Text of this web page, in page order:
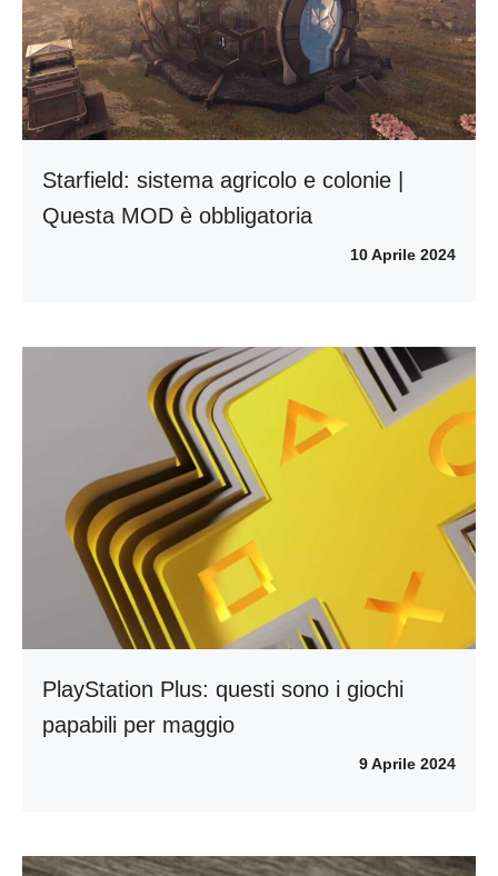
Starfield: sistema agricolo e colonie |
Questa MOD è obbligatoria
10 Aprile 2024
PlayStation Plus: questi sono i giochi
papabili per maggio
9 Aprile 2024